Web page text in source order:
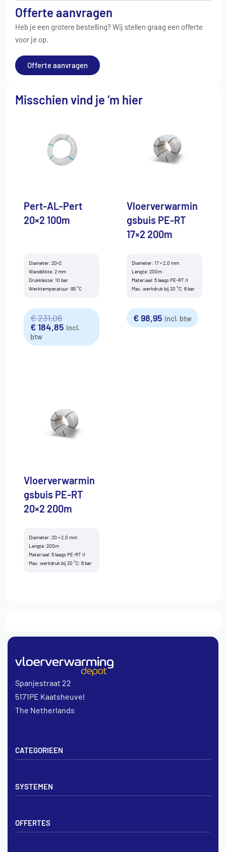
Offerte aanvragen
Heb je een grotere bestelling? Wij stellen graag een offerte
voor je op.
Offerte aanvragen
Misschien vind je ‘m hier
Pert-AL-Pert
20×2 100m
Diameter: 20×2
Wanddikte: 2 mm
Drukklasse: 10 bar
Werktemperatuur: 95 °C
€231,06
€184,85 incl.
btw
Vloerverwarmin
gsbuis PE-RT
17×2 200m
Diameter: 17 × 2,0 mm
Lengte: 200m
Materiaal: 5 laags PE-RT II
Max. werkdruk bij 20 °C: 6 bar
€98,95 incl. btw
Vloerverwarmin
gsbuis PE-RT
20×2 200m
Diameter: 20 × 2,0 mm
Lengte: 200m
Materiaal: 5 laags PE-RT II
Max. werkdruk bij 20 °C: 6 bar
CATEGORIEEN
Verdelers
Noppenplaten
Draadmatten
SYSTEMEN
Noppenplaat systeem
OFFERTES
Spanjestraat 22
5171PE Kaatsheuvel
The Netherlands